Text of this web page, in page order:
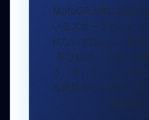
MotoGPは常に進化し
いるスポーツだという
れないでほしい。好奇
学び続け、二輪への
う。そして、もしまだ
る勇気がないなら、今
握る時だ！